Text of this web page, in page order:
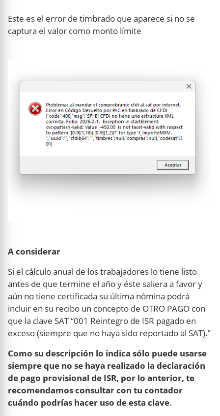
Este es el error de timbrado que aparece si no se
captura el valor como monto límite
A considerar
Si el cálculo anual de los trabajadores lo tiene listo
antes de que termine el año y éste saliera a favor y
aún no tiene certificada su última nómina podrá
incluir en su recibo un concepto de OTRO PAGO con
que la clave SAT “001 Reintegro de ISR pagado en
exceso (siempre que no haya sido reportado al SAT).”
Como su descripción lo indica sólo puede usarse
siempre que no se haya realizado la declaración
de pago provisional de ISR, por lo anterior, te
recomendamos consultar con tu contador
cuándo podrías hacer uso de esta clave.